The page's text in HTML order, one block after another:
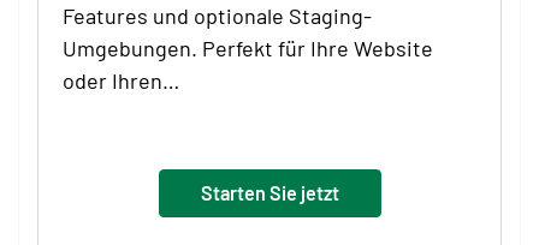
Features und optionale Staging-
Umgebungen. Perfekt für Ihre Website
oder Ihren…
Starten Sie jetzt